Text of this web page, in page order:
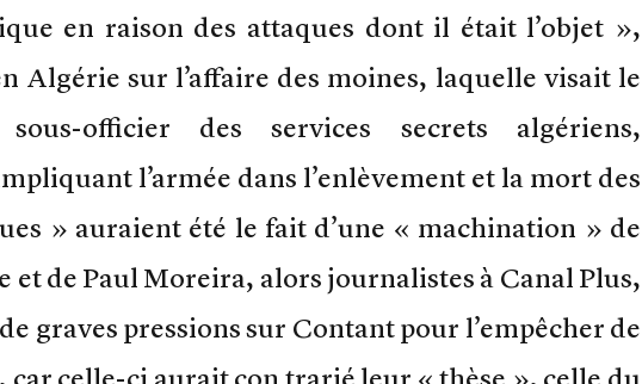
en raison des attaques dont il était l’objet »,
Algérie sur l’affaire des moines, laquelle visait le
officier des services secrets algériens,
l’armée dans l’enlèvement et la mort des
» auraient été le fait d’une « machination » de
et de Paul Moreira, alors journalistes à Canal Plus,
graves pressions sur Contant pour l’empêcher de